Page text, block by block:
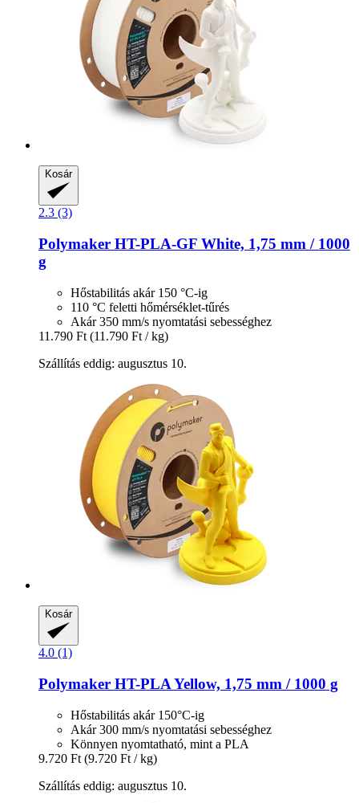
Kosár
2.3 (3)
Polymaker HT-​PLA-​GF White, 1,75 mm / 1000
g
Hőstabilitás akár 150 °C-ig
110 °C feletti hőmérséklet-tűrés
Akár 350 mm/s nyomtatási sebességhez
11.790 Ft (11.790 Ft / kg)
Szállítás eddig: augusztus 10.
Kosár
4.0 (1)
Polymaker HT-​PLA Yellow, 1,75 mm / 1000 g
Hőstabilitás akár 150°C-ig
Akár 300 mm/s nyomtatási sebességhez
Könnyen nyomtatható, mint a PLA
9.720 Ft (9.720 Ft / kg)
Szállítás eddig: augusztus 10.